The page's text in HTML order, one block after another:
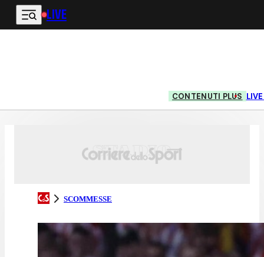
Vai al contenuto principale
LIVE
CONTENUTI PLUS
SCOMMESSE